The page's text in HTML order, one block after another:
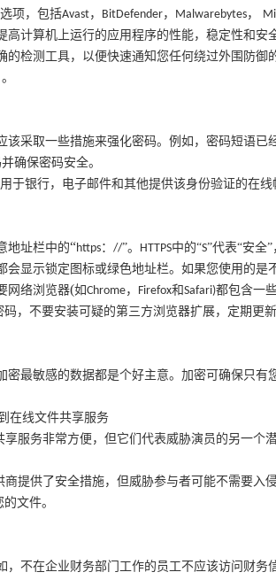
项，包括Avast， BitDefender， Malwarebytes，
计算机上运行的应用程序的性能，稳定性和安
的检测工具，以便快速通知您任何绕过外围防
。
该采取一些措施来强化密码。例如，密码短语
确保密码安全。
于银行，电子邮件和其他提供该身份验证的在线
地址栏中的“https： //”。 HTTPS中的“S”代表“安全
显示锁定图标或绿色地址栏。如果您使用的是
网络浏览器(如Chrome， Firefox和Safari)都包含一
，不要安装可疑的第三方浏览器扩展，定期更
最敏感的数据都是个好主意。加密可确保只有
在线文件共享服务
享服务非常方便，但它们代表威胁演员的另一个
商提供了安全措施，但威胁参与者可能不需要入
文件。
，不在企业财务部门工作的员工不应该访问财务